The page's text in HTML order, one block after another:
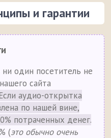
и гарантии
один посетитель не
сайта
аудио-открытка
по нашей вине,
потраченных денег.
(это обычно очень